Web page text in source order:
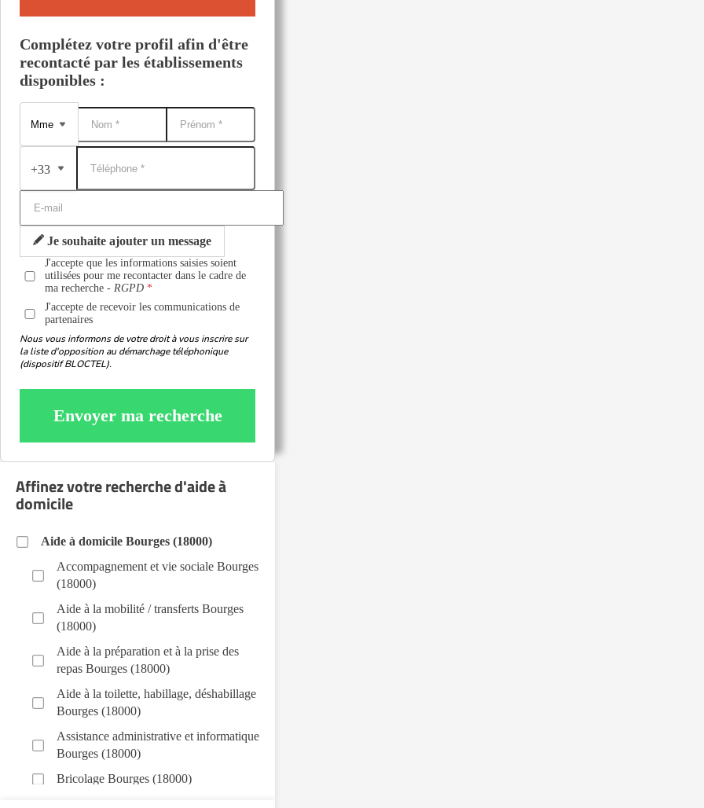
Complétez votre profil afin d'être
recontacté par les établissements
disponibles :
+33
Je souhaite ajouter un message
J'accepte que les informations saisies soient
utilisées pour me recontacter dans le cadre de
ma recherche - RGPD
J'accepte de recevoir les communications de
partenaires
Nous vous informons de votre droit à vous inscrire sur
la liste d'opposition au démarchage téléphonique
(dispositif BLOCTEL).
Envoyer ma recherche
Affinez votre recherche d'aide à
domicile
Aide à domicile Bourges (18000)
Accompagnement et vie sociale Bourges
(18000)
Aide à la mobilité / transferts Bourges
(18000)
Aide à la préparation et à la prise des
repas Bourges (18000)
Aide à la toilette, habillage, déshabillage
Bourges (18000)
Assistance administrative et informatique
Bourges (18000)
Bricolage Bourges (18000)